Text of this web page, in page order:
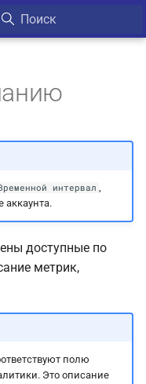
интервал ,
аккаунта.
доступные по
метрик,
полю
Это описание